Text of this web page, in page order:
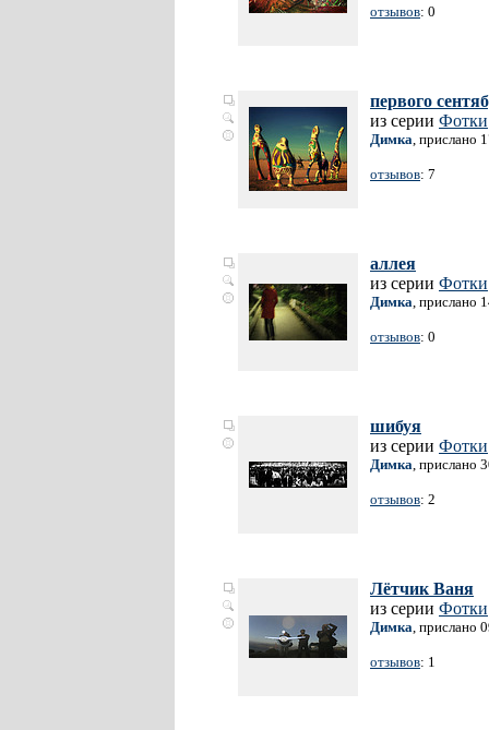
отзывов: 0
первого
из серии Фотки
Димка, прислано
отзывов: 7
аллея
из серии Фотки
Димка, прислано
отзывов: 0
шибуя
из серии Фотки
Димка, прислано
отзывов: 2
Лётчик Ваня
из серии Фотки
Димка, прислано
отзывов: 1